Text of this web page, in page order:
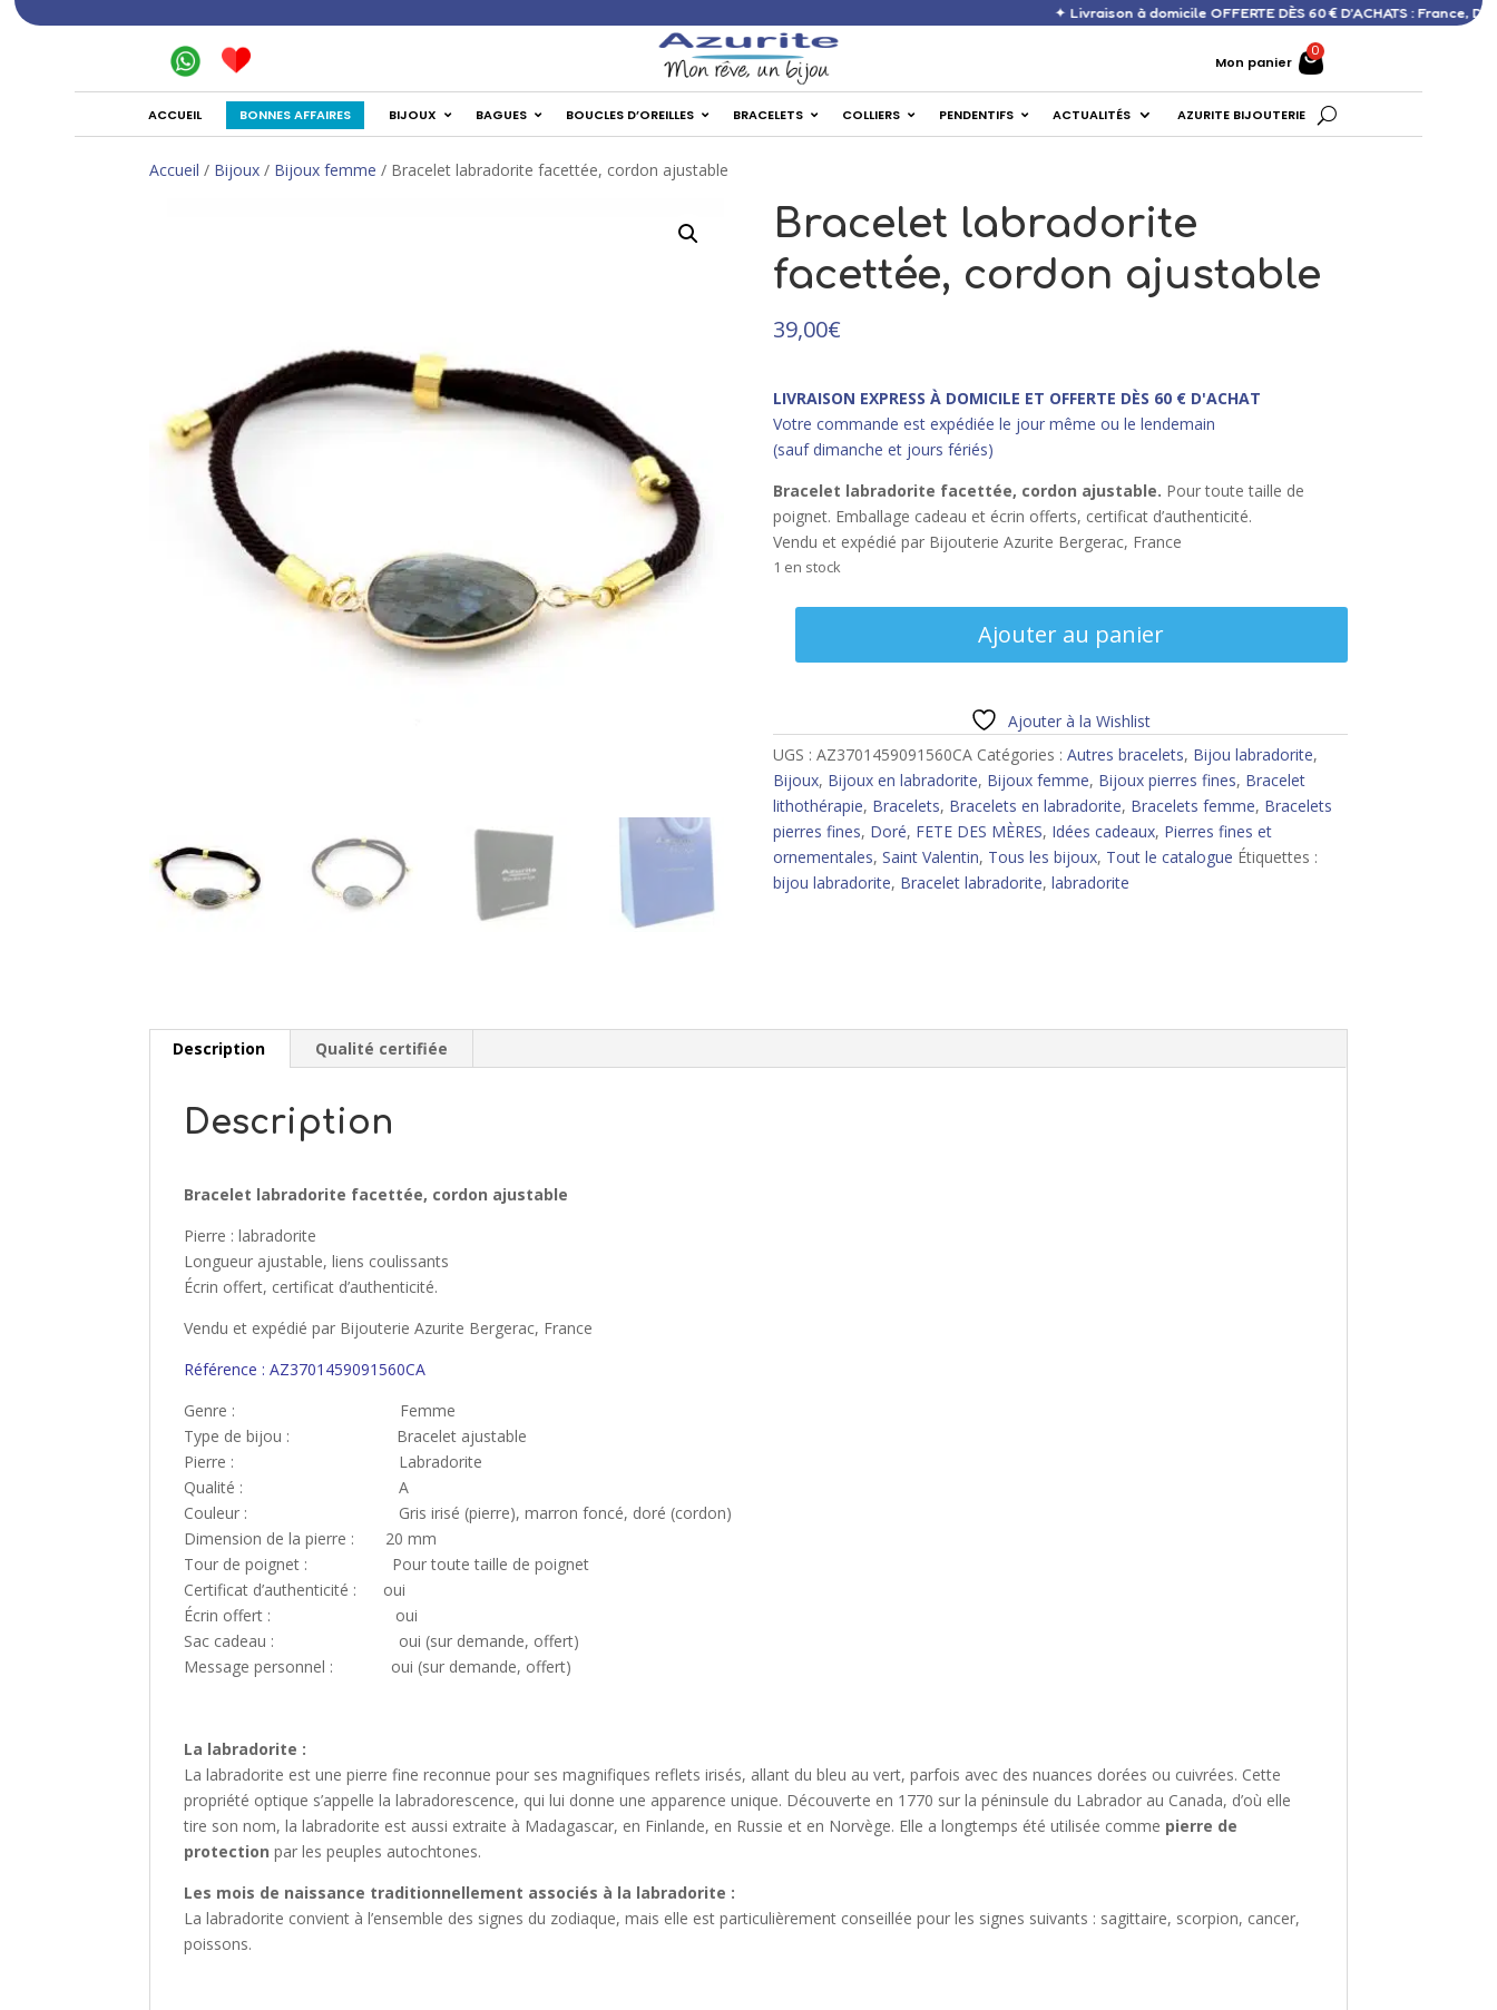
✦ Livraison à domicile OFFERTE DÈS 60 € D’ACHATS : France, DOM, Europe ✦
Mon panier
ACCUEIL BONNES AFFAIRES BIJOUX BAGUES BOUCLES D’OREILLES BRACELETS COLLIERS PENDENTIFS ACTUALITÉS AZURITE BIJOUTERIE
Accueil / Bijoux / Bijoux femme / Bracelet labradorite facettée, cordon ajustable
Bracelet labradorite
facettée, cordon ajustable
39,00€
LIVRAISON EXPRESS À DOMICILE ET OFFERTE DÈS 60 € D'ACHAT
Votre commande est expédiée le jour même ou le lendemain
(sauf dimanche et jours fériés)
Bracelet labradorite facettée, cordon ajustable. Pour toute taille de
poignet. Emballage cadeau et écrin offerts, certificat d’authenticité.
Vendu et expédié par Bijouterie Azurite Bergerac, France
1 en stock
Bracelet
cordon
ajustable
Ajouter au panier
Ajouter à la Wishlist
UGS : AZ3701459091560CA Catégories : Autres bracelets, Bijou labradorite,
Bijoux, Bijoux en labradorite, Bijoux femme, Bijoux pierres fines, Bracelet
lithothérapie, Bracelets, Bracelets en labradorite, Bracelets femme, Bracelets
pierres fines, Doré, FETE DES MÈRES, Idées cadeaux, Pierres fines et
ornementales, Saint Valentin, Tous les bijoux, Tout le catalogue Étiquettes :
bijou labradorite, Bracelet labradorite, labradorite
Description Qualité certifiée
Description
Bracelet labradorite facettée, cordon ajustable
Pierre : labradorite
Longueur ajustable, liens coulissants
Écrin offert, certificat d’authenticité.
Vendu et expédié par Bijouterie Azurite Bergerac, France
Référence : AZ3701459091560CA
Genre : Femme
Type de bijou : Bracelet ajustable
Pierre : Labradorite
Qualité : A
Couleur : Gris irisé (pierre), marron foncé, doré (cordon)
Dimension de la pierre : 20 mm
Tour de poignet : Pour toute taille de poignet
Certificat d’authenticité : oui
Écrin offert : oui
Sac cadeau : oui (sur demande, offert)
Message personnel : oui (sur demande, offert)
La labradorite :
La labradorite est une pierre fine reconnue pour ses magnifiques reflets irisés, allant du bleu au vert, parfois avec des nuances dorées ou cuivrées. Cette
propriété optique s’appelle la labradorescence, qui lui donne une apparence unique. Découverte en 1770 sur la péninsule du Labrador au Canada, d’où elle
tire son nom, la labradorite est aussi extraite à Madagascar, en Finlande, en Russie et en Norvège. Elle a longtemps été utilisée comme pierre de
protection par les peuples autochtones.
Les mois de naissance traditionnellement associés à la labradorite :
La labradorite convient à l’ensemble des signes du zodiaque, mais elle est particulièrement conseillée pour les signes suivants : sagittaire, scorpion, cancer,
poissons.